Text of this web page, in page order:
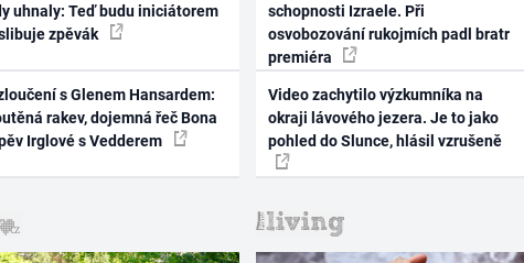
uhnaly: Teď budu iniciátorem
zpěvák
s Glenem Hansardem:
rakev, dojemná řeč Bona
Irglové s Vedderem
schopnosti Izraele. Při
osvobozování rukojmích padl bratr
premiéra
Video zachytilo výzkumníka na
okraji lávového jezera. Je to jako
pohled do Slunce, hlásil vzrušeně